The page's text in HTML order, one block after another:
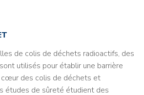
de colis de déchets radioactifs, des
utilisés pour établir une barrière
des colis de déchets et
études de sûreté étudient des